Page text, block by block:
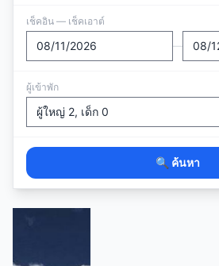
เช็คอิน — เช็คเอาต์
—
ผู้เข้าพัก
🔍 ค้นหา